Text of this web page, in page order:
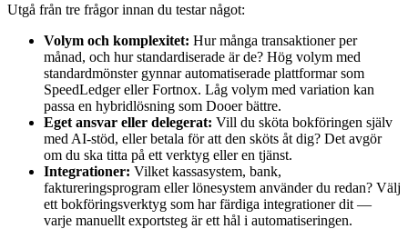
Utgå från tre frågor innan du testar något:
Volym och komplexitet: Hur många transaktioner per
månad, och hur standardiserade är de? Hög volym med
standardmönster gynnar automatiserade plattformar som
SpeedLedger eller Fortnox. Låg volym med variation kan
passa en hybridlösning som Dooer bättre.
Eget ansvar eller delegerat: Vill du sköta bokföringen själv
med AI-stöd, eller betala för att den sköts åt dig? Det avgör
om du ska titta på ett verktyg eller en tjänst.
Integrationer: Vilket kassasystem, bank,
faktureringsprogram eller lönesystem använder du redan? Välj
ett bokföringsverktyg som har färdiga integrationer dit —
varje manuellt exportsteg är ett hål i automatiseringen.